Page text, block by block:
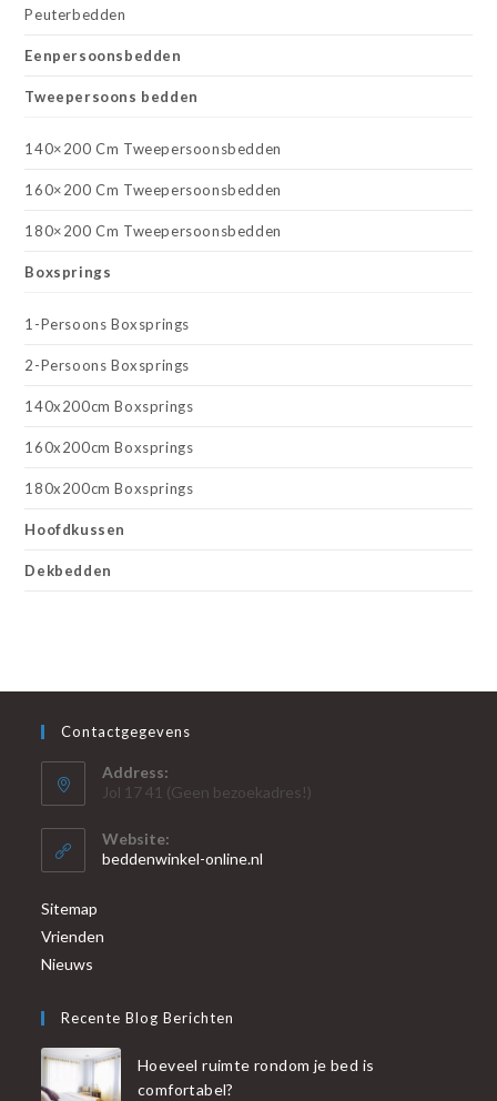
Peuterbedden
Eenpersoonsbedden
Tweepersoons bedden
140×200 Cm Tweepersoonsbedden
160×200 Cm Tweepersoonsbedden
180×200 Cm Tweepersoonsbedden
Boxsprings
1-Persoons Boxsprings
2-Persoons Boxsprings
140x200cm Boxsprings
160x200cm Boxsprings
180x200cm Boxsprings
Hoofdkussen
Dekbedden
Contactgegevens
Address:
Jol 17 41 (Geen bezoekadres!)
Website:
beddenwinkel-online.nl
Sitemap
Vrienden
Nieuws
Recente Blog Berichten
Hoeveel ruimte rondom je bed is
comfortabel?